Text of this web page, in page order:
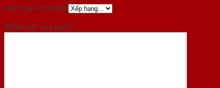
Đánh giá của bạn
Nhận xét của bạn *